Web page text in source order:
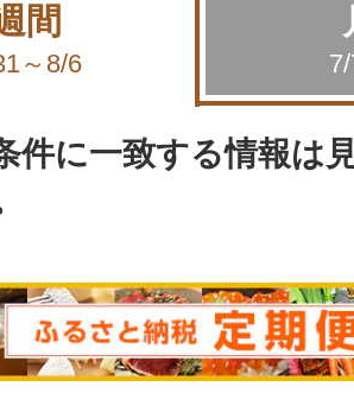
間
～8/6
件に一致する情報は